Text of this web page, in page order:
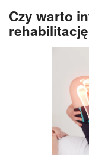
Czy warto